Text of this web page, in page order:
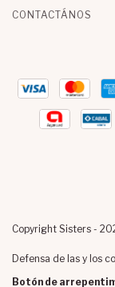
CONTACTÁNOS
Copyright Sisters -
Defensa de las y los
Botón de